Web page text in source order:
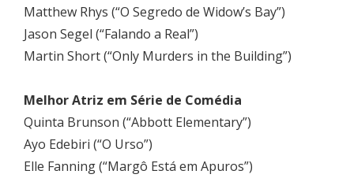
Matthew Rhys (“O Segredo de Widow’s Bay”)
Jason Segel (“Falando a Real”)
Martin Short (“Only Murders in the Building”)
Melhor Atriz em Série de Comédia
Quinta Brunson (“Abbott Elementary”)
Ayo Edebiri (“O Urso”)
Elle Fanning (“Margô Está em Apuros”)